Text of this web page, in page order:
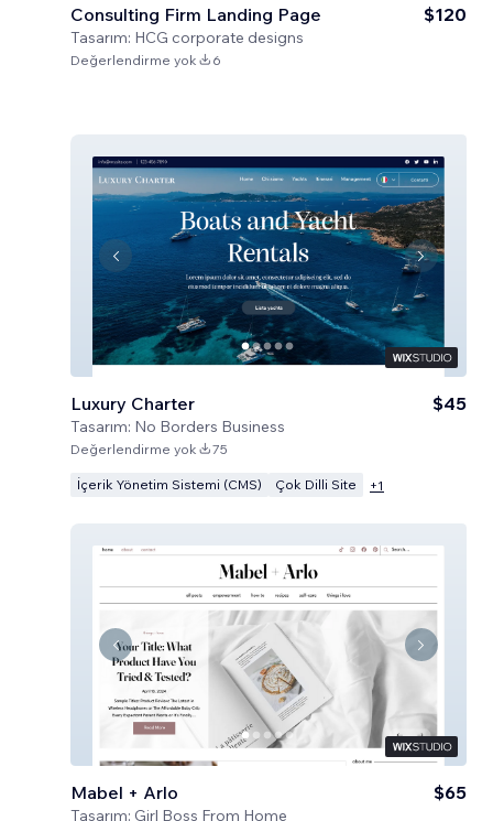
Consulting Firm Landing Page
Tasarım: HCG corporate designs
$120
Değerlendirme yok 6
Luxury Charter
Tasarım: No Borders Business
$45
Değerlendirme yok 75
İçerik Yönetim Sistemi (CMS) Çok Dilli Site +1
Mabel + Arlo
Tasarım: Girl Boss From Home
$65